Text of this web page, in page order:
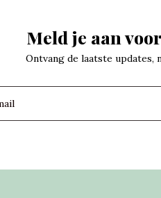
Meld je aan
Ontvang de laatste updates,